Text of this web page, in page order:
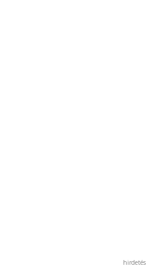
hirdetés